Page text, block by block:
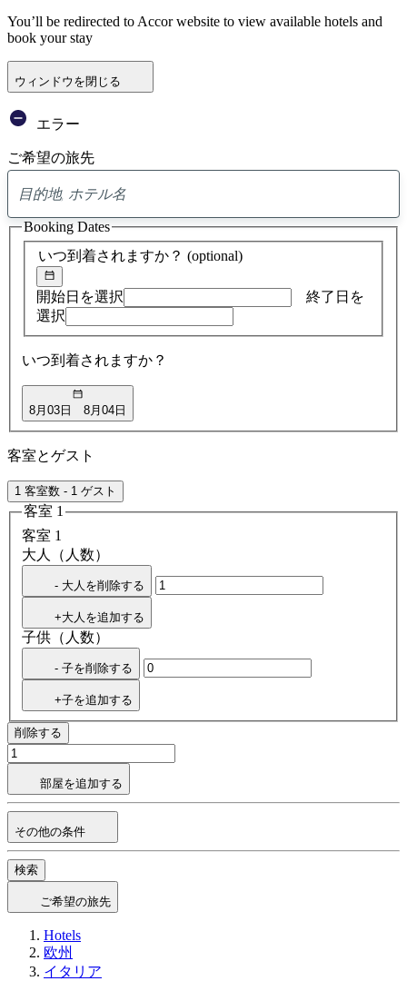
You’ll be redirected to Accor website to view available hotels and
book your stay
ウィンドウを閉じる
エラー
ご希望の旅先
ア
ド
バ
イ
検
索
いつ到着されますか？ (optional)
開始日を選択
終了日を
選択
いつ到着されますか？
8月03日 8月04日
Booking Dates
客室とゲスト
1 客室数 - 1 ゲスト
客室 1
客室 1
大人（人数）
- 大人を削除する
+大人を追加する
子供（人数）
- 子を削除する
+子を追加する
削除する
部屋を追加する
その他の条件
検索
ご希望の旅先
Hotels
欧州
イタリア